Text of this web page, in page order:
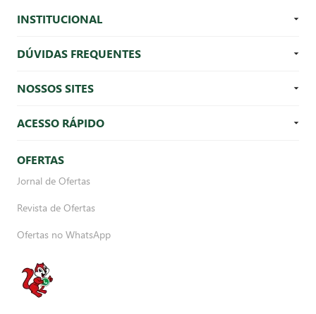
INSTITUCIONAL
DÚVIDAS FREQUENTES
NOSSOS SITES
ACESSO RÁPIDO
OFERTAS
Jornal de Ofertas
Revista de Ofertas
Ofertas no WhatsApp